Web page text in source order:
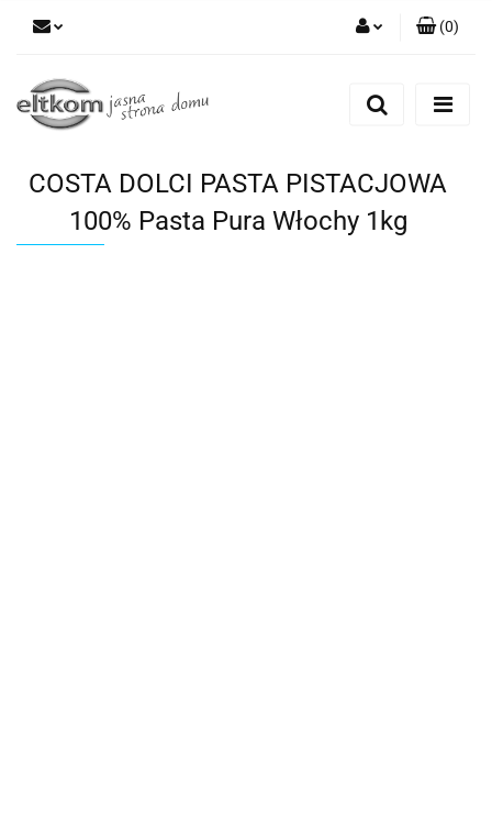
Zarejestruj się
(0)
COSTA DOLCI PASTA PISTACJOWA
100% Pasta Pura Włochy 1kg